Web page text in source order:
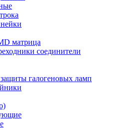
матрица
соединители
галогеновых ламп